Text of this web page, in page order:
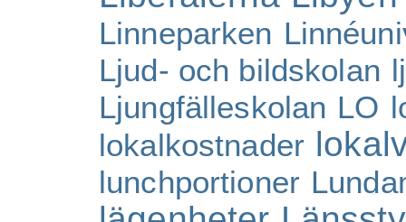
Linneparken
Ljud- och bildskolan
Ljungfälleskolan LO
lokalkostnader
lunchportioner